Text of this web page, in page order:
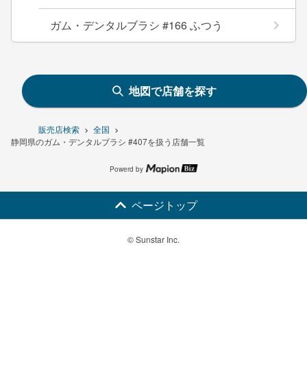
販売店検索
全国
静岡県のガム・デンタルブラシ #407を扱う店舗一覧
ガム・デンタルブラシ #166 ふつう
地図で店舗を探す
Powerd by
ページトップ
© Sunstar Inc.